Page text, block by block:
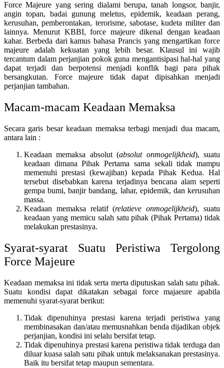
Force Majeure yang sering dialami berupa, tanah longsor, banjir,
angin topan, badai gunung meletus, epidemik, keadaan perang,
kerusuhan, pemberontakan, terorisme, sabotase, kudeta militer dan
lainnya. Menurut KBBI, force majeure dikenal dengan keadaan
kahar. Berbeda dari kamus bahasa Prancis yang mengartikan force
majeure adalah kekuatan yang lebih besar. Klausul ini wajib
tercantum dalam perjanjian pokok guna mengantisipasi hal-hal yang
dapat terjadi dan berpotensi menjadi konflik bagi para pihak
bersangkutan. Force majeure tidak dapat dipisahkan menjadi
perjanjian tambahan.
Macam-macam Keadaan Memaksa
Secara garis besar keadaan memaksa terbagi menjadi dua macam,
antara lain :
Keadaan memaksa absolut (absolut onmogelijkheid), suatu
keadaan dimana Pihak Pertama sama sekali tidak mampu
memenuhi prestasi (kewajiban) kepada Pihak Kedua. Hal
tersebut disebabkan karena terjadinya bencana alam seperti
gempa bumi, banjir bandang, lahar, epidemik, dan kerusuhan
massa.
Keadaan memaksa relatif (relatieve onmogelijkheid), suatu
keadaan yang memicu salah satu pihak (Pihak Pertama) tidak
melakukan prestasinya.
Syarat-syarat Suatu Peristiwa Tergolong
Force Majeure
Keadaan memaksa ini tidak serta merta diputuskan salah satu pihak.
Suatu kondisi dapat dikatakan sebagai force majaeure apabila
memenuhi syarat-syarat berikut:
Tidak dipenuhinya prestasi karena terjadi peristiwa yang
membinasakan dan/atau memusnahkan benda dijadikan objek
perjanjian, kondisi ini selalu bersifat tetap.
Tidak dipenuhinya prestasi karena peristiwa tidak terduga dan
diluar kuasa salah satu pihak untuk melaksanakan prestasinya.
Baik itu bersifat tetap maupun sementara.